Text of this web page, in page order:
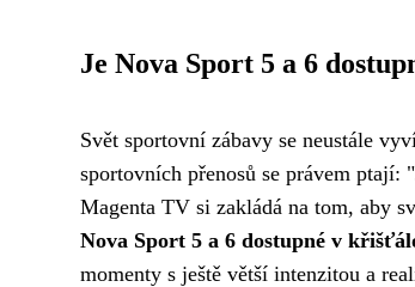
Je Nova Sport 5 a 6
Svět sportovní zábavy se neustále
sportovních přenosů se právem
Magenta TV si zakládá na tom, aby
Nova Sport 5 a 6 dostupné v
momenty s ještě větší intenzitou a